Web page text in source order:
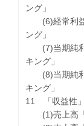
ング」
(6)経常利益
ング」
(7)当期純利
キング」
(8)当期純利
キング」
11 「収益性
(1)売上高「